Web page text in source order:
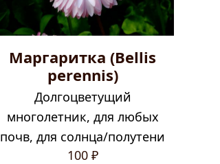
Маргаритка (Bellis
perennis)
Долгоцветущий
многолетник, для любых
почв, для солнца/полутени
100 ₽